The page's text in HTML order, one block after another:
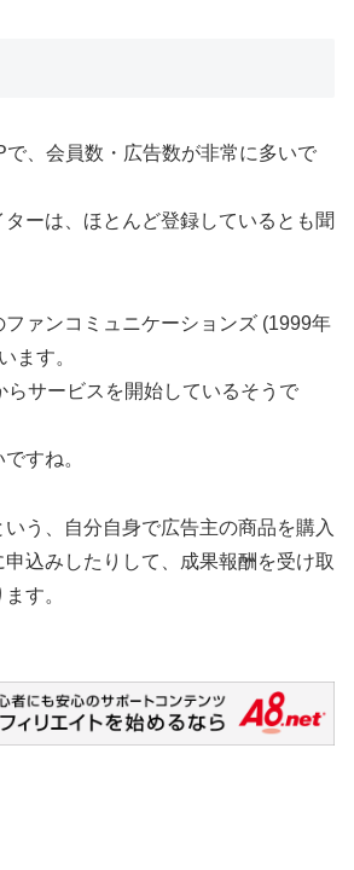
で、会員数・広告数が非常に多いで
ーは、ほとんど登録しているとも聞
ァンコミュニケーションズ (1999年
ます。
らサービスを開始しているそうで
すね。
いう、自分自身で広告主の商品を購入
申込みしたりして、成果報酬を受け取
す。